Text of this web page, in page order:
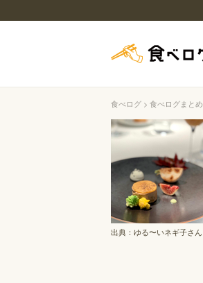
食べログ 食べログまとめ
出典： ゆる〜いネギ子さん